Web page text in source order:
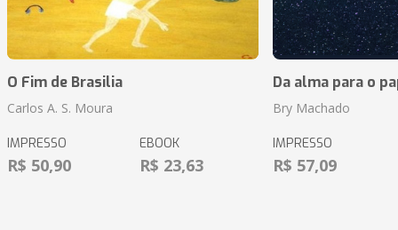
O Fim de Brasilia
Carlos A. S. Moura
IMPRESSO
R$ 50,90
EBOOK
R$ 23,63
Da alma para o
Bry Machado
IMPRESSO
R$ 57,09